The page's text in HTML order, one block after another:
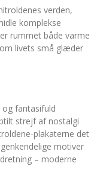
verden,
komplekse
rummet både varme
livets små glæder
og fantasifuld
strejf af nostalgi
plakaterne det
motiver
– moderne